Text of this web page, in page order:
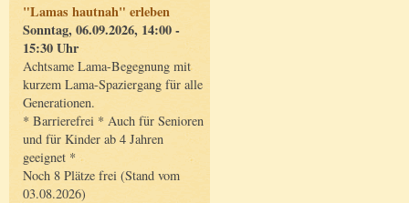
"Lamas hautnah" erleben
Sonntag, 06.09.2026, 14:00 -
15:30 Uhr
Achtsame Lama-Begegnung mit
kurzem Lama-Spaziergang für alle
Generationen.
* Barrierefrei * Auch für Senioren
und für Kinder ab 4 Jahren
geeignet *
Noch 8 Plätze frei (Stand vom
03.08.2026)